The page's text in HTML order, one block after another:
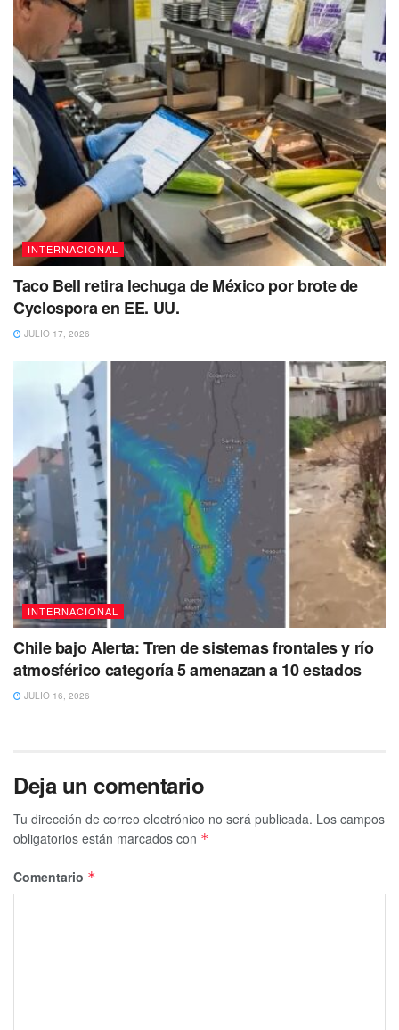
INTERNACIONAL
Taco Bell retira lechuga de México por brote de
Cyclospora en EE. UU.
JULIO 17, 2026
INTERNACIONAL
Chile bajo Alerta: Tren de sistemas frontales y río
atmosférico categoría 5 amenazan a 10 estados
JULIO 16, 2026
Deja un comentario
Tu dirección de correo electrónico no será publicada. Los campos
obligatorios están marcados con *
Comentario *